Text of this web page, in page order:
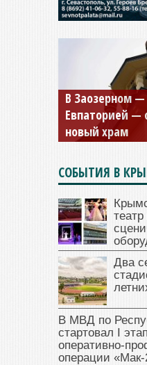
Мужской
и Дамиана в
открыт для
СОБЫТИЯ В
Два
В МВД по
стартовал I этап
операции